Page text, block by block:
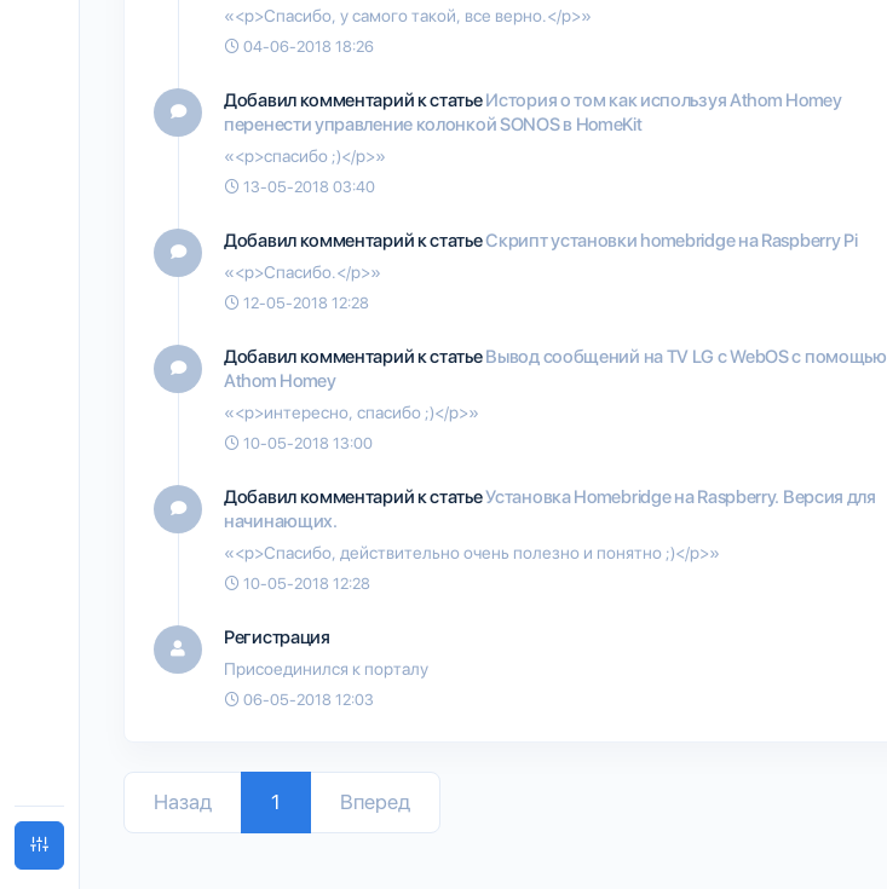
«<p>Спасибо, у самого такой, все верно.</p>»
04-06-2018 18:26
Добавил комментарий к статьеИстория о том как используя Athom Homey
перенести управление колонкой SONOS в HomeKit
«<p>спасибо ;)</p>»
13-05-2018 03:40
Добавил комментарий к статьеСкрипт установки homebridge на Raspberry Pi
«<p>Спасибо.</p>»
12-05-2018 12:28
Добавил комментарий к статьеВывод сообщений на TV LG с WebOS с помощью
Athom Homey
«<p>интересно, спасибо ;)</p>»
10-05-2018 13:00
Добавил комментарий к статьеУстановка Homebridge на Raspberry. Версия для
начинающих.
«<p>Спасибо, действительно очень полезно и понятно ;)</p>»
10-05-2018 12:28
Регистрация
Присоединился к порталу
06-05-2018 12:03
Назад 1 Вперед